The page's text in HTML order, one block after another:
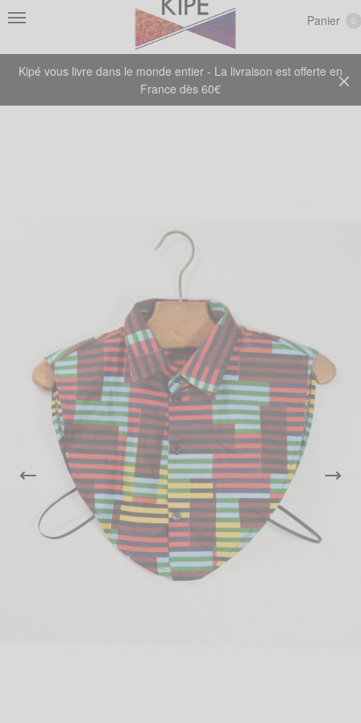
Kipé vous livre dans le monde entier - La livraison est offerte en
France dès 60€
Panier